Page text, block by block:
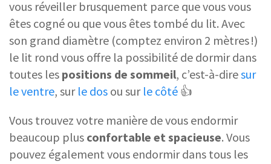
vous réveiller brusquement parce que vous vous
êtes cogné ou que vous êtes tombé du lit. Avec
son grand diamètre (comptez environ 2 mètres !)
le lit rond vous offre la possibilité de dormir dans
toutes les positions de sommeil, c’est-à-diresur
le ventre, sur le dos ou sur le côté 👍
Vous trouvez votre manière de vous endormir
beaucoup plus confortable et spacieuse. Vous
pouvez également vous endormir dans tous les